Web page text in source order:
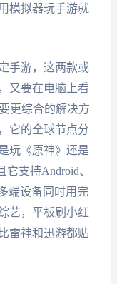
模拟器玩手游就
手游，这两款或
又要在电脑上看
更综合的解决方
它的全球节点分
玩《原神》还是
支持Android、
端设备同时用完
艺，平板刷小红
雷神和迅游都贴